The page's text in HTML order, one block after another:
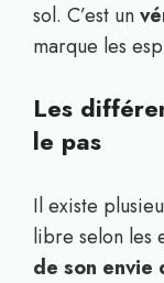
sol. C’est un
marque les
Les
le pas
Il existe
libre selon les
de son envie